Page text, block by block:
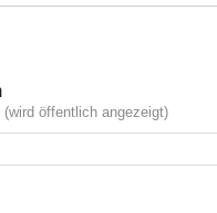
öffentlich angezeigt)